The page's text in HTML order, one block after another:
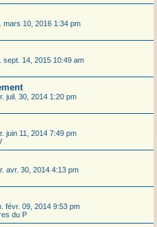
mars 10, 2016 1:34 pm
sept. 14, 2015 10:49 am
juil. 30, 2014 1:20 pm
juin 11, 2014 7:49 pm
avr. 30, 2014 4:13 pm
févr. 09, 2014 9:53 pm
du P